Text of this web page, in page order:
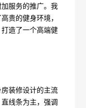
服务的推广。我
贵的健身环境，
造了一个高端健
装修设计的主流
线条为主，强调